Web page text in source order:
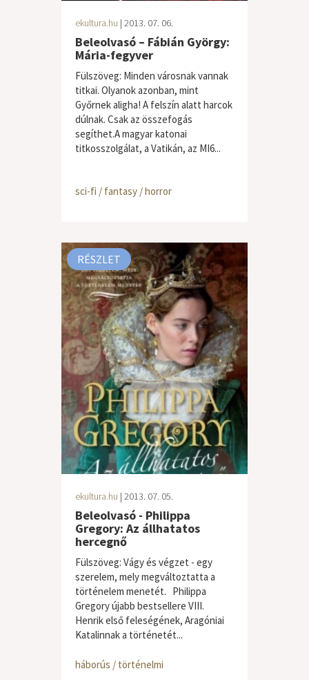
ekultura.hu | 2013. 07. 06.
Beleolvasó – Fábián György:
Mária-fegyver
Fülszöveg: Minden városnak vannak
titkai. Olyanok azonban, mint
Győrnek aligha! A felszín alatt harcok
dúlnak. Csak az összefogás
segíthet.A magyar katonai
titkosszolgálat, a Vatikán, az MI6...
sci-fi / fantasy / horror
RÉSZLET
ekultura.hu | 2013. 07. 05.
Beleolvasó - Philippa
Gregory: Az állhatatos
hercegnő
Fülszöveg: Vágy és végzet - egy
szerelem, mely megváltoztatta a
történelem menetét. Philippa
Gregory újabb bestsellere VIII.
Henrik első feleségének, Aragóniai
Katalinnak a történetét...
háborús / történelmi